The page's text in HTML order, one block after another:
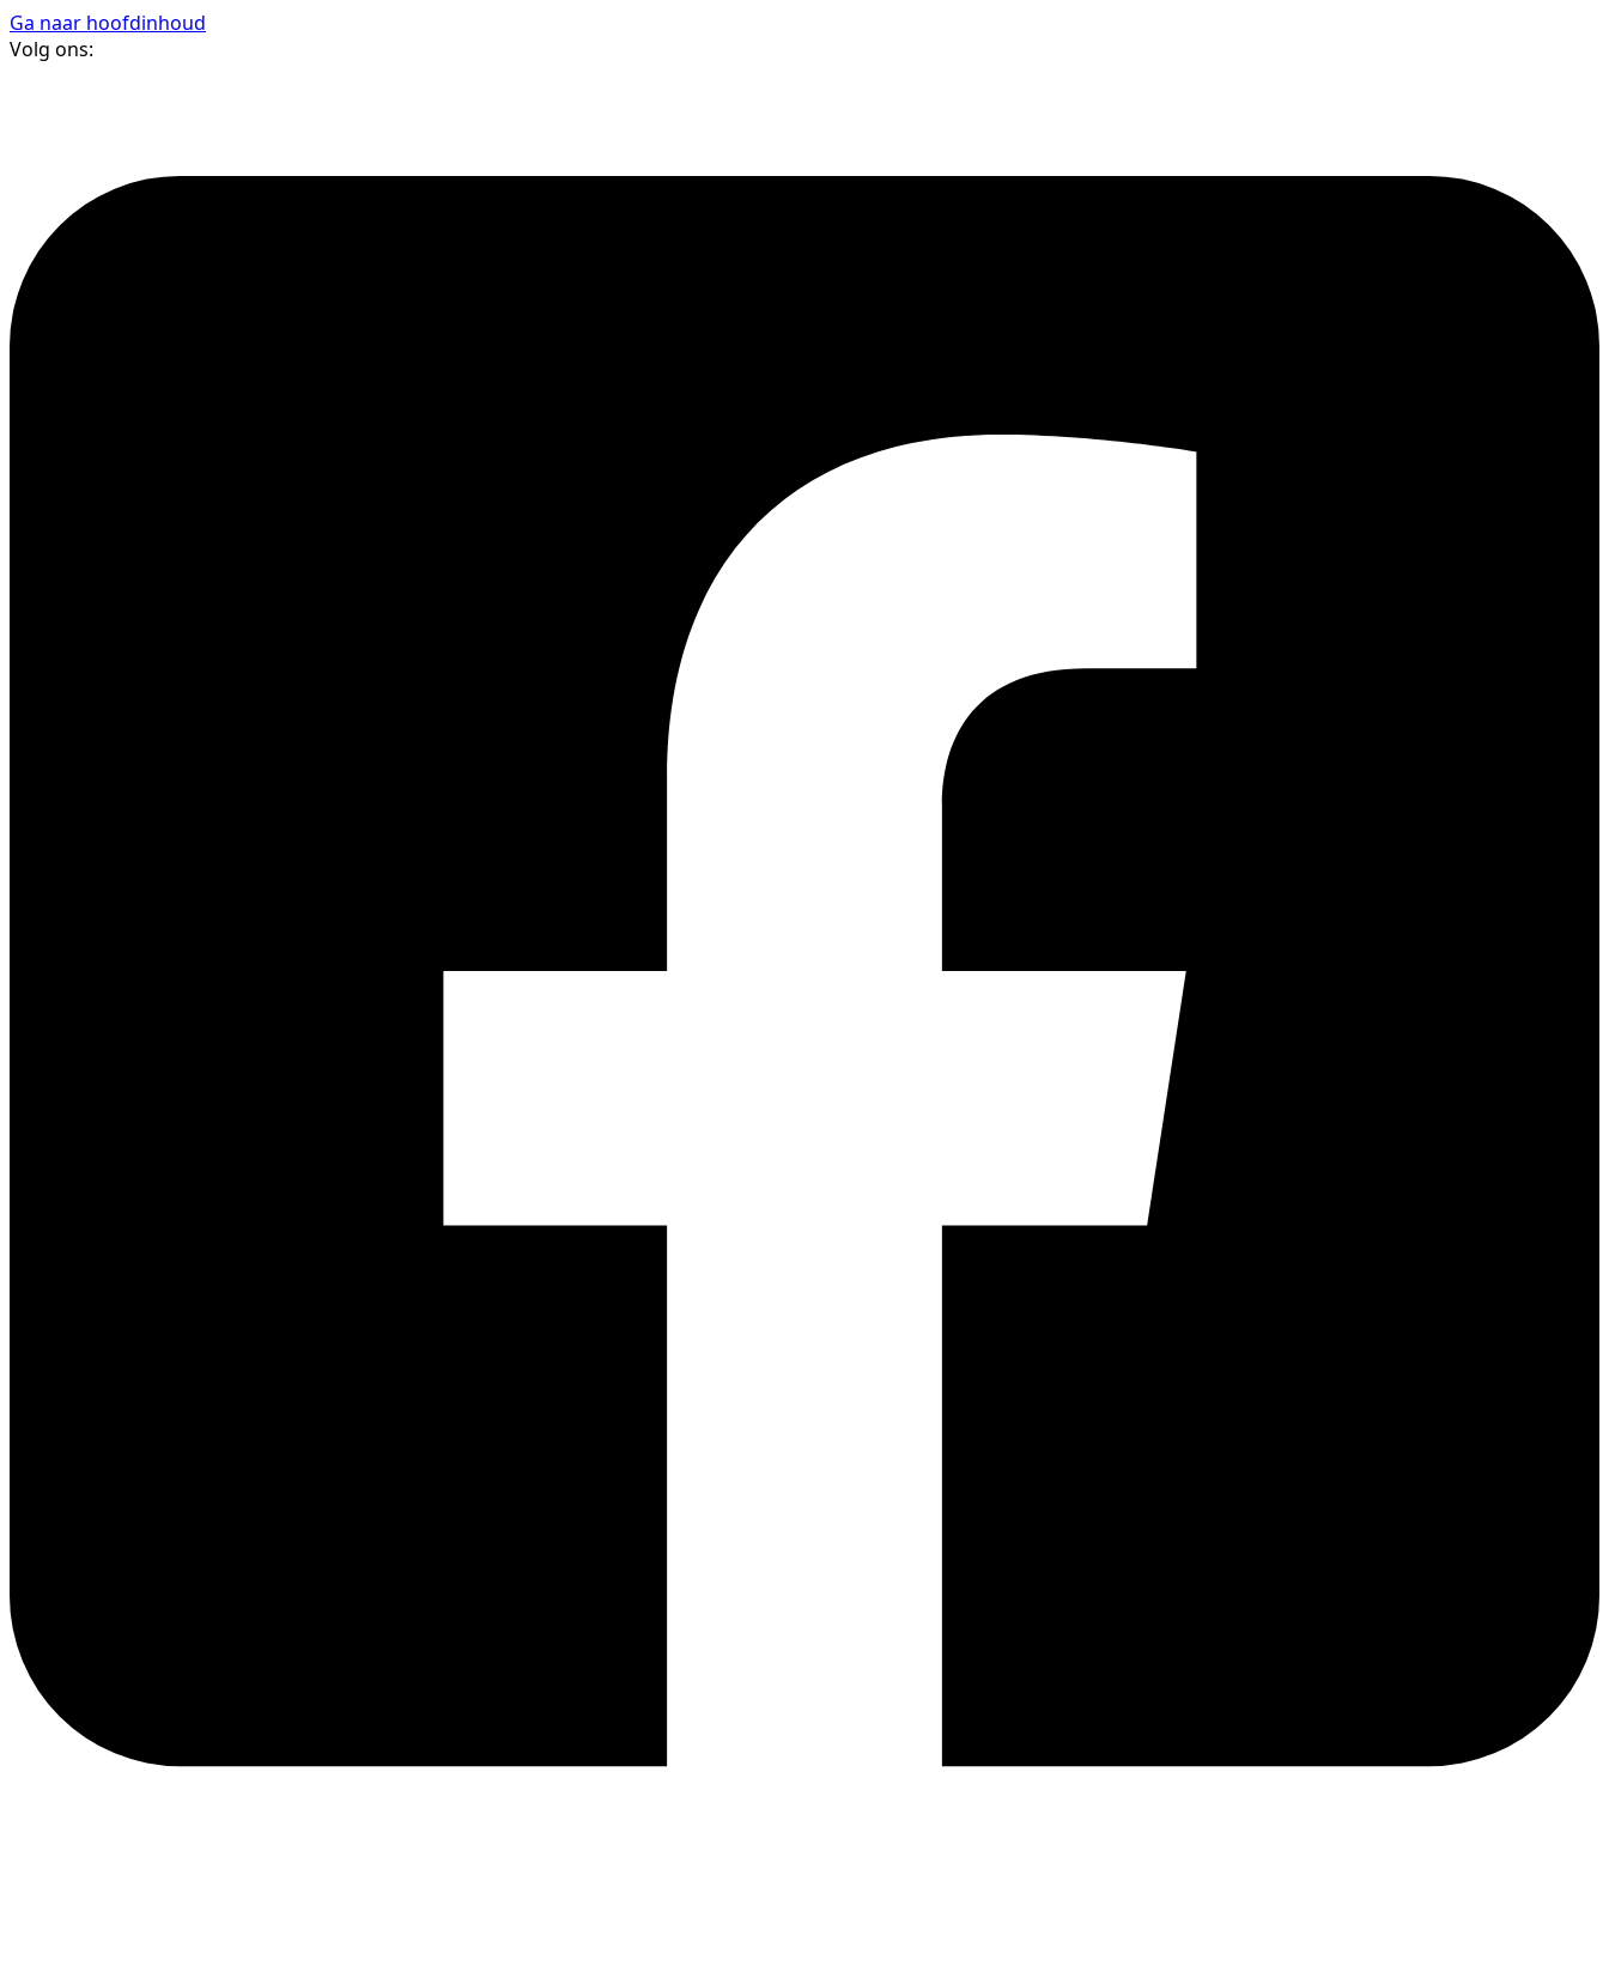
Ga naar hoofdinhoud
Volg ons: